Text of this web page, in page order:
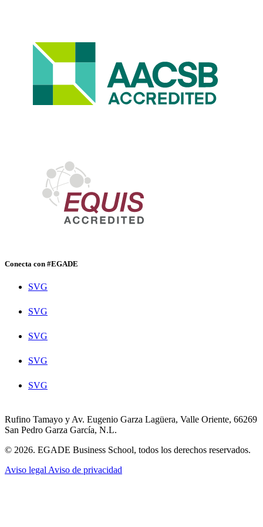
Conecta con #EGADE
SVG
SVG
SVG
SVG
SVG
Rufino Tamayo y Av. Eugenio Garza Lagüera, Valle Oriente, 66269
San Pedro Garza García, N.L.
© 2026. EGADE Business School, todos los derechos reservados.
Aviso legal Aviso de privacidad